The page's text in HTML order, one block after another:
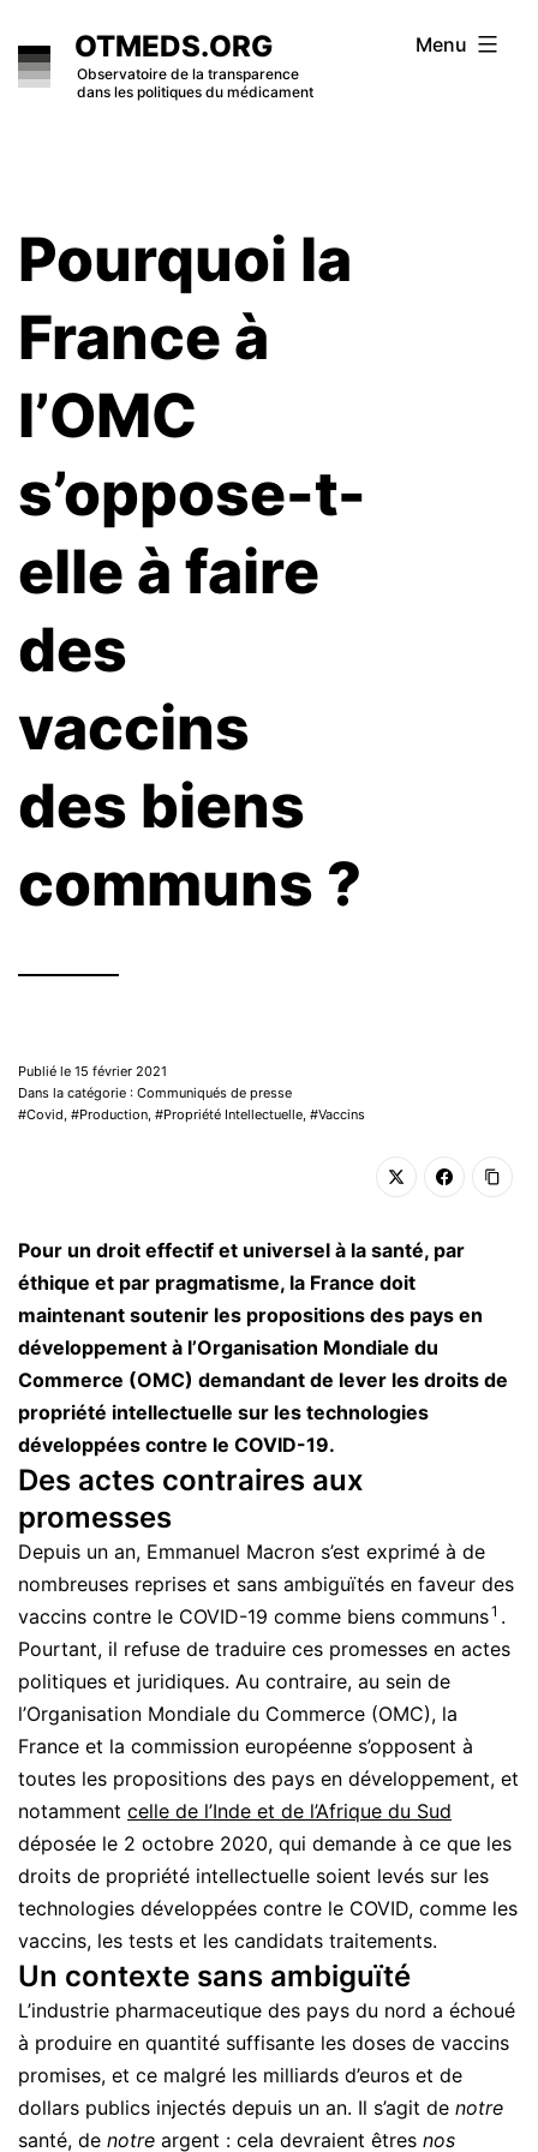
to
content
OTMEDS.ORG
Observatoire de la transparence
dans les politiques du médicament
Menu
Pourquoi la
France à
l’OMC
s’oppose-t-
elle à faire
des
vaccins
des biens
communs ?
Publié le 15 février 2021
Dans la catégorie : Communiqués de presse
Covid
Production Propriété Intellectuelle Vaccins
Pour un droit effectif et universel à la santé, par
éthique et par pragmatisme, la France doit
maintenant soutenir les propositions des pays en
développement à l’Organisation Mondiale du
Commerce (OMC) demandant de lever les droits de
propriété intellectuelle sur les technologies
développées contre le COVID-19.
Des actes contraires aux
promesses
Depuis un an, Emmanuel Macron s’est exprimé à de
nombreuses reprises et sans ambiguïtés en faveur des
vaccins contre le COVID-19 comme biens communs1 .
Pourtant, il refuse de traduire ces promesses en actes
politiques et juridiques. Au contraire, au sein de
l’Organisation Mondiale du Commerce (OMC), la
France et la commission européenne s’opposent à
toutes les propositions des pays en développement, et
notamment celle de l’Inde et de l’Afrique du Sud
déposée le 2 octobre 2020, qui demande à ce que les
droits de propriété intellectuelle soient levés sur les
technologies développées contre le COVID, comme les
vaccins, les tests et les candidats traitements.
Un contexte sans ambiguïté
L’industrie pharmaceutique des pays du nord a échoué
à produire en quantité suffisante les doses de vaccins
promises, et ce malgré les milliards d’euros et de
dollars publics injectés depuis un an. Il s’agit de notre
santé, de notre argent : cela devraient êtres nos